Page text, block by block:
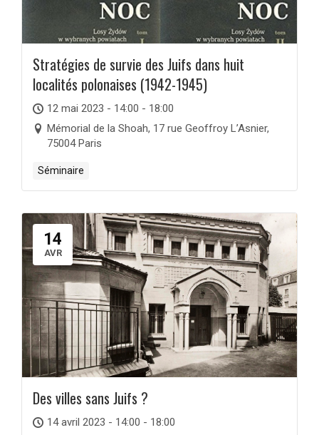
Stratégies de survie des Juifs dans huit
localités polonaises (1942-1945)
12 mai 2023 - 14:00 - 18:00
Mémorial de la Shoah, 17 rue Geoffroy L’Asnier,
75004 Paris
Séminaire
14
AVR
Des villes sans Juifs ?
14 avril 2023 - 14:00 - 18:00